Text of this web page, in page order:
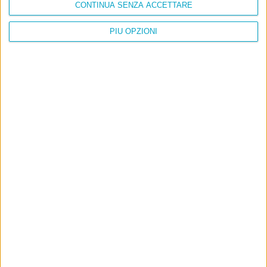
PIÙ OPZIONI
CONTINUA SENZA ACCETTARE
Info